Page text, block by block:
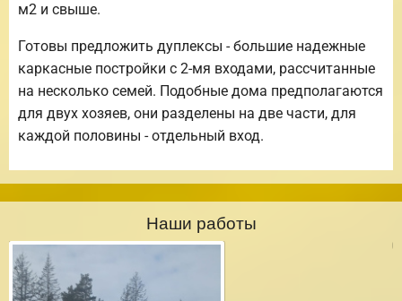
м2 и свыше.
Готовы предложить дуплексы - большие надежные
каркасные постройки с 2-мя входами, рассчитанные
на несколько семей. Подобные дома предполагаются
для двух хозяев, они разделены на две части, для
каждой половины - отдельный вход.
Наши работы